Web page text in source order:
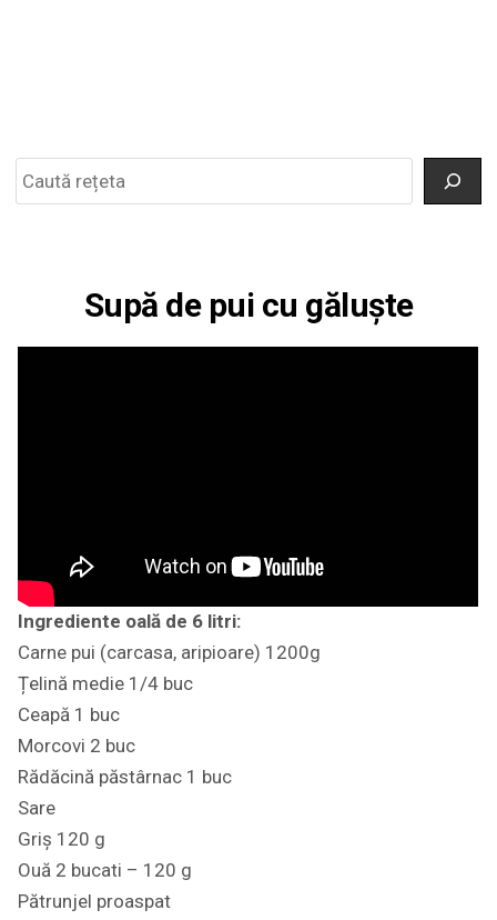
Supă de pui cu găluște
Ingrediente oală de 6 litri:
Carne pui (carcasa, aripioare) 1200g
Țelină medie 1/4 buc
Ceapă 1 buc
Morcovi 2 buc
Rădăcină păstârnac 1 buc
Sare
Griș 120 g
Ouă 2 bucati – 120 g
Pătrunjel proaspat